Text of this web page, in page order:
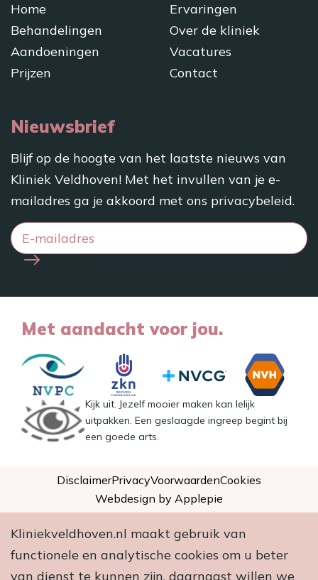
Home
Behandelingen
Aandoeningen
Prijzen
Ervaringen
Over de kliniek
Vacatures
Contact
Nieuwsbrief
Blijf op de hoogte van het laatste nieuws van
Kliniek Veldhoven! Met het invullen van je e-
mailadres ga je akkoord met ons privacybeleid.
Met aandacht voor jou.
Kijk uit. Jezelf mooier maken kan lelijk
uitpakken. Een geslaagde ingreep begint bij
een goede arts.
DisclaimerPrivacyVoorwaardenCookies
Webdesign by Applepie
Kliniekveldhoven.nl maakt gebruik van
functionele en analytische cookies om u beter
van dienst te kunnen zijn, daarnaast willen we